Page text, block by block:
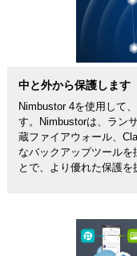
中と外から保護します
Nimbustor 4を使用して
す。Nimbustorは、ラン
蔵ファイアウォール、
なバックアップツール
とで、より優れた保護を